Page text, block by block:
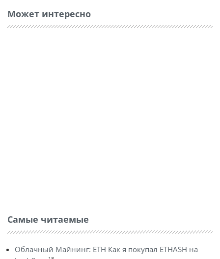
Может интересно
Самые читаемые
Облачный Майнинг: ETH Как я покупал ETHASH на